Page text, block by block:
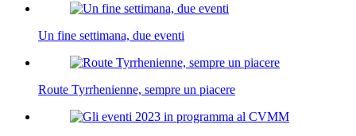
Un fine settimana, due eventi
Route Tyrrhenienne, sempre un piacere